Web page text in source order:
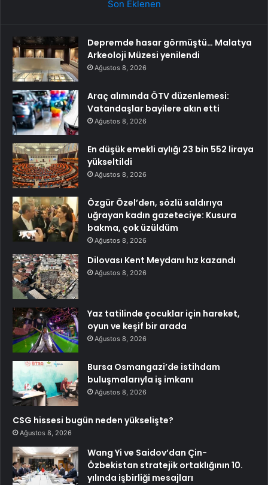
Son Eklenen
Depremde hasar görmüştü… Malatya
Arkeoloji Müzesi yenilendi
Ağustos 8, 2026
Araç alımında ÖTV düzenlemesi:
Vatandaşlar bayilere akın etti
Ağustos 8, 2026
En düşük emekli aylığı 23 bin 552 liraya
yükseltildi
Ağustos 8, 2026
Özgür Özel’den, sözlü saldırıya
uğrayan kadın gazeteciye: Kusura
bakma, çok üzüldüm
Ağustos 8, 2026
Dilovası Kent Meydanı hız kazandı
Ağustos 8, 2026
Yaz tatilinde çocuklar için hareket,
oyun ve keşif bir arada
Ağustos 8, 2026
Bursa Osmangazi’de istihdam
buluşmalarıyla iş imkanı
Ağustos 8, 2026
CSG hissesi bugün neden yükselişte?
Ağustos 8, 2026
Wang Yi ve Saidov’dan Çin-
Özbekistan stratejik ortaklığının 10.
yılında işbirliği mesajları